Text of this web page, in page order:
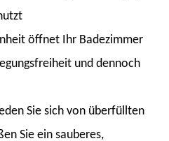
öffnet Ihr Badezimmer
und dennoch
Sie sich von überfüllten
Sie ein sauberes,